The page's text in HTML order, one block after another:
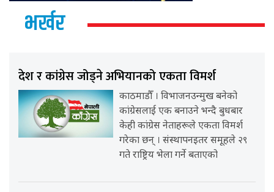
भर्खर
देश र कांग्रेस जोड्ने अभियानको एकता विमर्श
काठमाडौँ । विभाजनउन्मुख बनेको
कांग्रेसलाई एक बनाउने भन्दै बुधबार
केही कांग्रेस नेताहरूले एकता विमर्श
गरेका छन् । संस्थापनइतर समूहले २९
गते राष्ट्रिय भेला गर्ने बताएको